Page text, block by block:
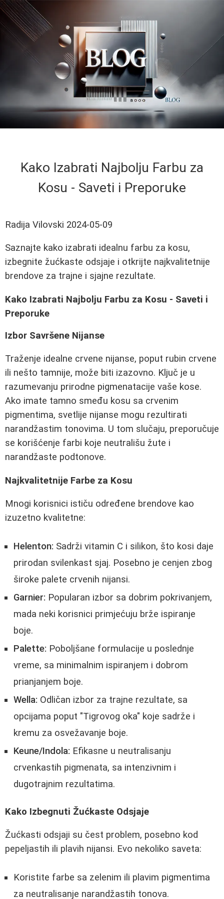
Kako Izabrati Najbolju Farbu za
Kosu - Saveti i Preporuke
Radija Vilovski 2024-05-09
Saznajte kako izabrati idealnu farbu za kosu,
izbegnite žućkaste odsjaje i otkrijte najkvalitetnije
brendove za trajne i sjajne rezultate.
Kako Izabrati Najbolju Farbu za Kosu - Saveti i
Preporuke
Izbor Savršene Nijanse
Traženje idealne crvene nijanse, poput rubin crvene
ili nešto tamnije, može biti izazovno. Ključ je u
razumevanju prirodne pigmenatacije vaše kose.
Ako imate tamno smeđu kosu sa crvenim
pigmentima, svetlije nijanse mogu rezultirati
narandžastim tonovima. U tom slučaju, preporučuje
se korišćenje farbi koje neutrališu žute i
narandžaste podtonove.
Najkvalitetnije Farbe za Kosu
Mnogi korisnici ističu određene brendove kao
izuzetno kvalitetne:
Helenton: Sadrži vitamin C i silikon, što kosi daje
prirodan svilenkast sjaj. Posebno je cenjen zbog
široke palete crvenih nijansi.
Garnier: Popularan izbor sa dobrim pokrivanjem,
mada neki korisnici primjećuju brže ispiranje
boje.
Palette: Poboljšane formulacije u poslednje
vreme, sa minimalnim ispiranjem i dobrom
prianjanjem boje.
Wella: Odličan izbor za trajne rezultate, sa
opcijama poput "Tigrovog oka" koje sadrže i
kremu za osvežavanje boje.
Keune/Indola: Efikasne u neutralisanju
crvenkastih pigmenata, sa intenzivnim i
dugotrajnim rezultatima.
Kako Izbegnuti Žućkaste Odsjaje
Žućkasti odsjaji su čest problem, posebno kod
pepeljastih ili plavih nijansi. Evo nekoliko saveta:
Koristite farbe sa zelenim ili plavim pigmentima
za neutralisanje narandžastih tonova.